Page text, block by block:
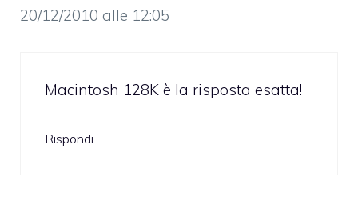
20/12/2010 alle 12:05
Macintosh 128K è la risposta esatta!
Rispondi